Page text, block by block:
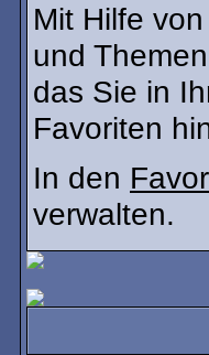
Mit Hilfe
und
das Sie in
Favoriten
In den
verwalten.